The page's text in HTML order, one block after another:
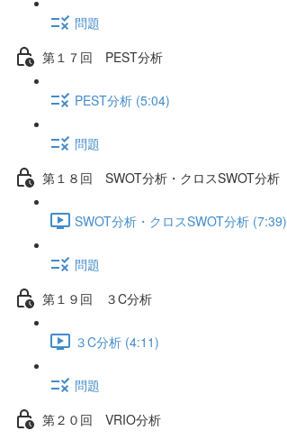
問題
第１７回 PEST分析
PEST分析 (5:04)
問題
第１８回 SWOT分析・クロスSWOT分析
SWOT分析・クロスSWOT分析 (7:39)
問題
第１９回 ３C分析
３C分析 (4:11)
問題
第２０回 VRIO分析